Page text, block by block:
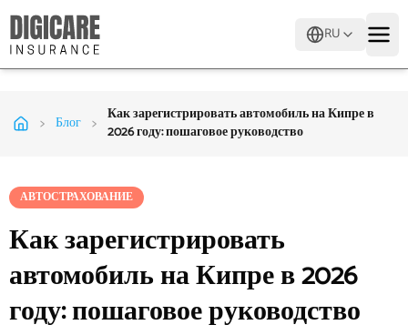
RU
> Блог > Как зарегистрировать автомобиль на Кипре в
2026 году: пошаговое руководство
АВТОСТРАХОВАНИЕ
Как зарегистрировать
автомобиль на Кипре в 2026
году: пошаговое руководство